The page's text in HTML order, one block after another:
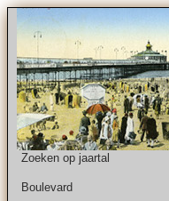
Zoeken op jaartal
Boulevard